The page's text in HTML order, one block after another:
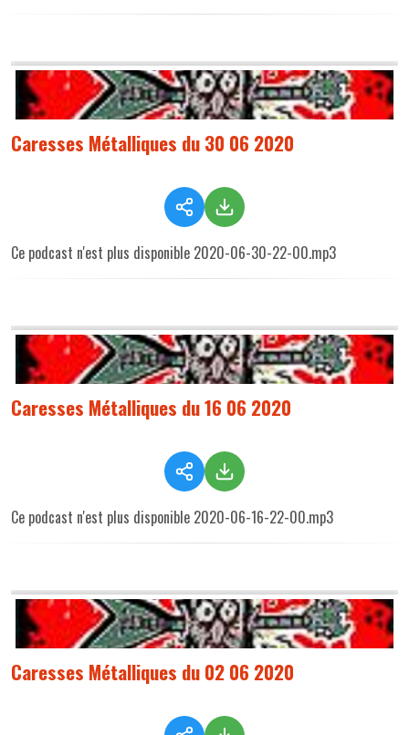
Caresses Métalliques du 30 06 2020
Ce podcast n'est plus disponible 2020-06-30-22-00.mp3
Caresses Métalliques du 16 06 2020
Ce podcast n'est plus disponible 2020-06-16-22-00.mp3
Caresses Métalliques du 02 06 2020